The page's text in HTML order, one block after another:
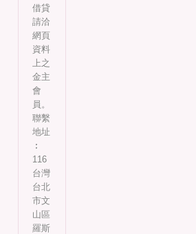
借貸
請洽
網頁
資料
上之
金主
會
員。
聯繫
地址
︰
116
台灣
台北
市文
山區
羅斯